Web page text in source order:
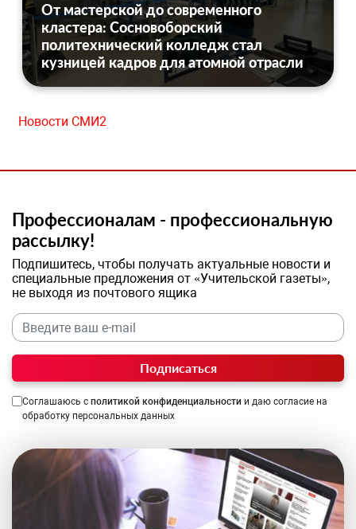
От мастерской до современного
кластера: Сосновоборский
политехнический колледж стал
кузницей кадров для атомной отрасли
Новости СМИ2
Профессионалам - профессиональную
рассылку!
Подпишитесь, чтобы получать актуальные новости и
специальные предложения от «Учительской газеты»,
не выходя из почтового ящика
Подписаться
Соглашаюсь с политикой конфиденциальности и даю согласие на
обработку персональных данных